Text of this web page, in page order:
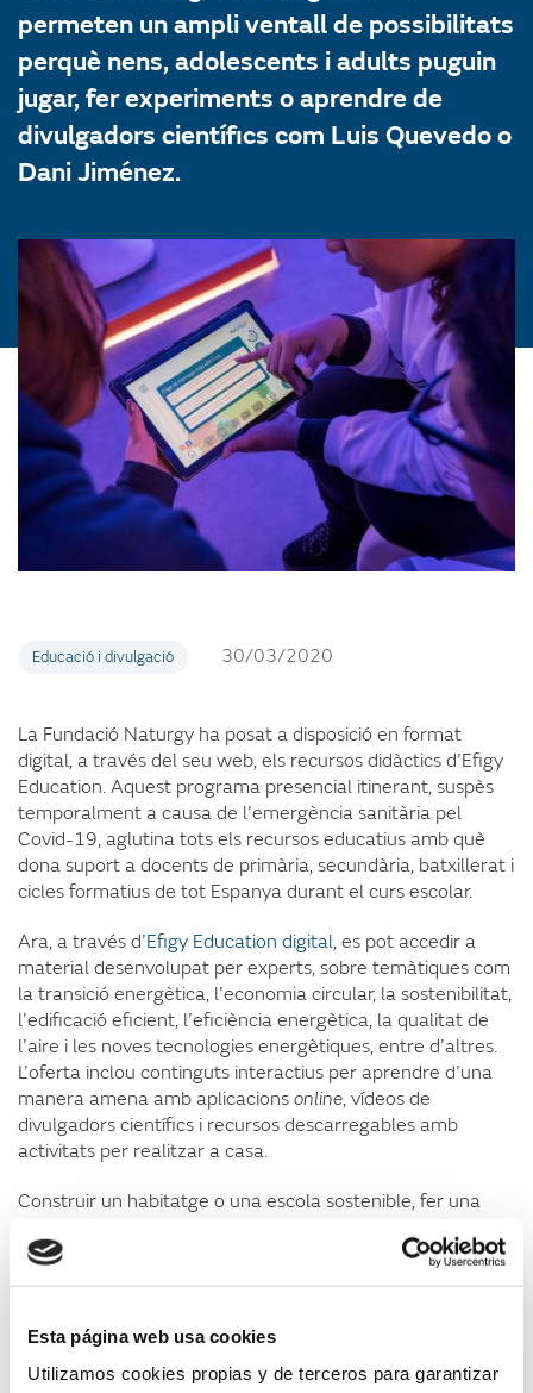
Esta página web usa cookies
Utilizamos cookies propias y de terceros para garantizar
permeten un ampli ventall de possibilitats
perquè nens, adolescents i adults puguin
jugar, fer experiments o aprendre de
divulgadors científics com Luis Quevedo o
Dani Jiménez.
Educació i divulgació 30/03/2020
La Fundació Naturgy ha posat a disposició en format
digital, a través del seu web, els recursos didàctics d’Efigy
Education. Aquest programa presencial itinerant, suspès
temporalment a causa de l’emergència sanitària pel
Covid-19, aglutina tots els recursos educatius amb què
dona suport a docents de primària, secundària, batxillerat i
cicles formatius de tot Espanya durant el curs escolar.
Ara, a través d’Efigy Education digital, es pot accedir a
material desenvolupat per experts, sobre temàtiques com
la transició energètica, l’economia circular, la sostenibilitat,
l’edificació eficient, l’eficiència energètica, la qualitat de
l’aire i les noves tecnologies energètiques, entre d’altres.
L’oferta inclou continguts interactius per aprendre d’una
manera amena amb aplicacions online, vídeos de
divulgadors científics i recursos descarregables amb
activitats per realitzar a casa.
Construir un habitatge o una escola sostenible, fer una
com podem estalviar energia a la llar o conèixer l’impacte
per veure pel·lícules d’animació molt conegudes des d’una